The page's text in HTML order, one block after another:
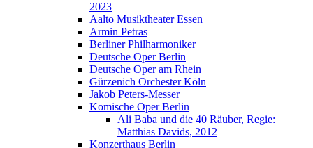
2023
Aalto Musiktheater Essen
Armin Petras
Berliner Philharmoniker
Deutsche Oper Berlin
Deutsche Oper am Rhein
Gürzenich Orchester Köln
Jakob Peters-Messer
Komische Oper Berlin
Ali Baba und die 40 Räuber, Regie:
Matthias Davids, 2012
Konzerthaus Berlin